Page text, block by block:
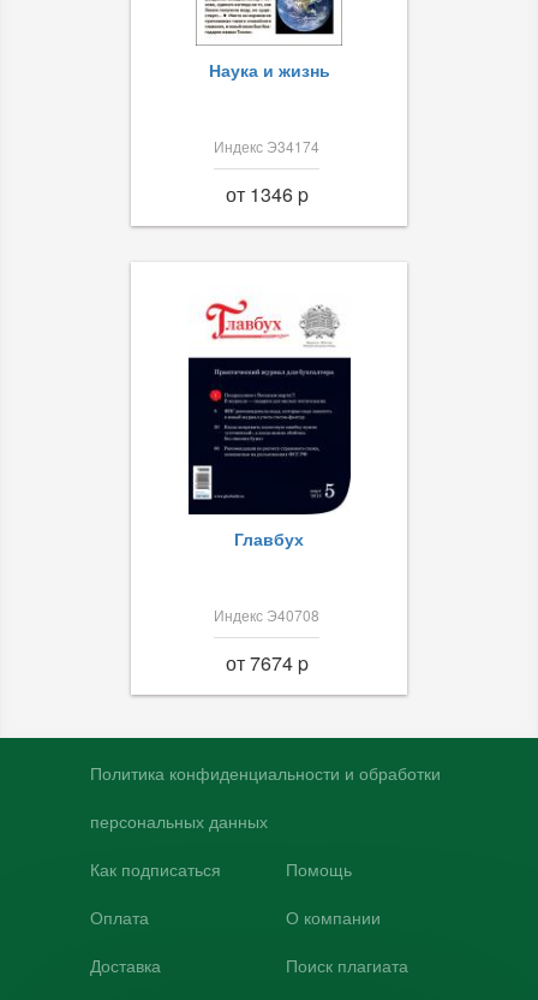
Наука и жизнь
Индекс Э34174
от 1346 p
Главбух
Индекс Э40708
от 7674 p
Политика конфиденциальности и обработки
персональных данных
Как подписаться
Оплата
Доставка
Помощь
О компании
Поиск плагиата